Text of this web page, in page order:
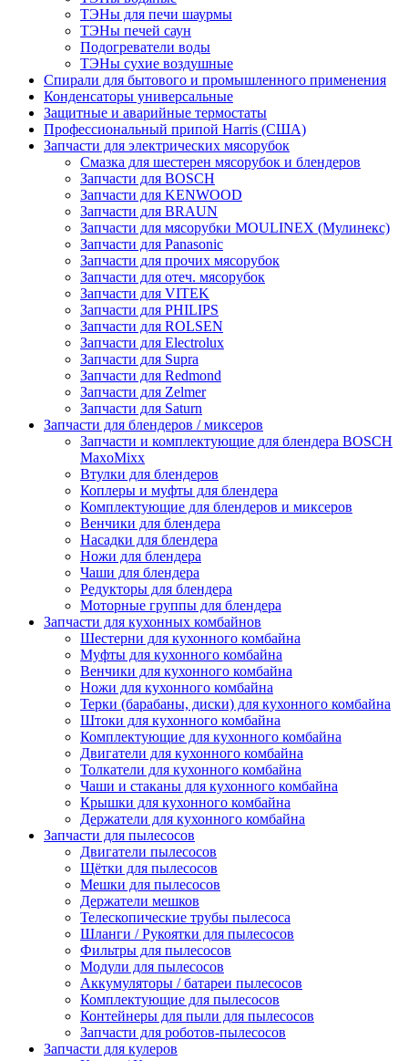
ТЭНы для печи шаурмы
ТЭНы печей саун
Подогреватели воды
ТЭНы сухие воздушные
Спирали для бытового и промышленного применения
Конденсаторы универсальные
Защитные и аварийные термостаты
Профессиональный припой Harris (США)
Запчасти для электрических мясорубок
Смазка для шестерен мясорубок и блендеров
Запчасти для BOSCH
Запчасти для KENWOOD
Запчасти для BRAUN
Запчасти для мясорубки MOULINEX (Мулинекс)
Запчасти для Panasonic
Запчасти для прочих мясорубок
Запчасти для отеч. мясорубок
Запчасти для VITEK
Запчасти для PHILIPS
Запчасти для ROLSEN
Запчасти для Electrolux
Запчасти для Supra
Запчасти для Redmond
Запчасти для Zelmer
Запчасти для Saturn
Запчасти для блендеров / миксеров
Запчасти и комплектующие для блендера BOSCH
MaxoMixx
Втулки для блендеров
Коплеры и муфты для блендера
Комплектующие для блендеров и миксеров
Венчики для блендера
Насадки для блендера
Ножи для блендера
Чаши для блендера
Редукторы для блендера
Моторные группы для блендера
Запчасти для кухонных комбайнов
Шестерни для кухонного комбайна
Муфты для кухонного комбайна
Венчики для кухонного комбайна
Ножи для кухонного комбайна
Терки (барабаны, диски) для кухонного комбайна
Штоки для кухонного комбайна
Комплектующие для кухонного комбайна
Двигатели для кухонного комбайна
Толкатели для кухонного комбайна
Чаши и стаканы для кухонного комбайна
Крышки для кухонного комбайна
Держатели для кухонного комбайна
Запчасти для пылесосов
Двигатели пылесосов
Щётки для пылесосов
Мешки для пылесосов
Держатели мешков
Телескопические трубы пылесоса
Шланги / Рукоятки для пылесосов
Фильтры для пылесосов
Модули для пылесосов
Аккумуляторы / батареи пылесосов
Комплектующие для пылесосов
Контейнеры для пыли для пылесосов
Запчасти для роботов-пылесосов
Запчасти для кулеров